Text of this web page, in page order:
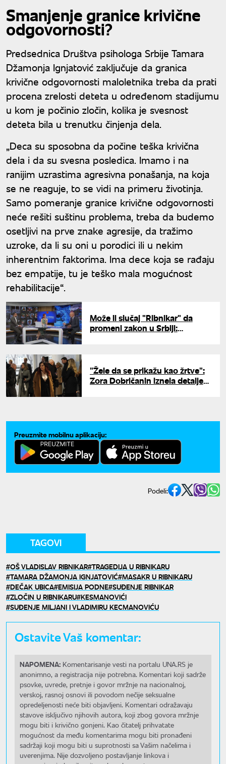
Smanjenje granice krivične
odgovornosti?
Predsednica Društva psihologa Srbije Tamara
Džamonja Ignjatović zaključuje da granica
krivične odgovornosti maloletnika treba da prati
procena zrelosti deteta u određenom stadijumu
u kom je počinio zločin, kolika je svesnost
deteta bila u trenutku činjenja dela.
„Deca su sposobna da počine teška krivična
dela i da su svesna posledica. Imamo i na
ranijim uzrastima agresivna ponašanja, na koja
se ne reaguje, to se vidi na primeru životinja.
Samo pomeranje granice krivične odgovornosti
neće rešiti suštinu problema, treba da budemo
osetljivi na prve znake agresije, da tražimo
uzroke, da li su oni u porodici ili u nekim
inherentnim faktorima. Ima dece koja se rađaju
bez empatije, tu je teško mala mogućnost
rehabilitacije“.
Može li slučaj "Ribnikar" da
promeni zakon u Srbiji:
"Žele da se prikažu kao žrtve":
Zora Dobričanin iznela detalje
Preuzmite mobilnu aplikaciju:
Podeli:
TAGOVI
OŠ VLADISLAV RIBNIKAR TRAGEDIJA U RIBNIKARU
TAMARA DŽAMONJA IGNJATOVIĆ MASAKR U RIBNIKARU
DEČAK UBICA EMISIJA PODNE SUĐENJE RIBNIKAR
ZLOČIN U RIBNIKARU KESMANOVIĆI
SUĐENJE MILJANI I VLADIMIRU KECMANOVIĆU
Ostavite Vaš komentar:
NAPOMENA: Komentarisanje vesti na portalu UNA.RS je
anonimno, a registracija nije potrebna. Komentari koji sadrže
psovke, uvrede, pretnje i govor mržnje na nacionalnoj,
verskoj, rasnoj osnovi ili povodom nečije seksualne
opredeljenosti neće biti objavljeni. Komentari odražavaju
stavove isključivo njihovih autora, koji zbog govora mržnje
mogu biti i krivično gonjeni. Kao čitatelj prihvatate
mogućnost da među komentarima mogu biti pronađeni
sadržaji koji mogu biti u suprotnosti sa Vašim načelima i
uverenjima. Nije dozvoljeno postavljanje linkova i